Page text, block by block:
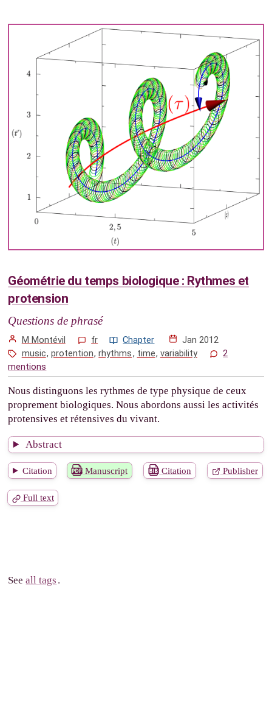
Géométrie du temps biologique : Rythmes et
protension
Questions de phrasé
M Montévil fr Chapter
Jan 2012
music,protention,rhythms, time, variability
2
mentions
Nous distinguons les rythmes de type physique de ceux
proprement biologiques. Nous abordons aussi les activités
protensives et rétensives du vivant.
Abstract
Citation Manuscript Citation Publisher
Full text
Seeall tags .